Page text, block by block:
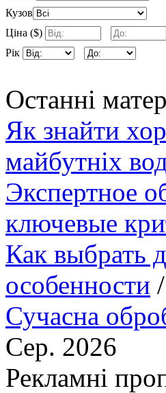
Кузов
Ціна ($)
Рік
Останні
Як знайти
майбутніх
Экспертное
ключевые
Как выбрать
особенности
Сучасна
Сер. 2026
Рекламні